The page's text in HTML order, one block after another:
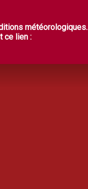
météorologiques.
ce lien :